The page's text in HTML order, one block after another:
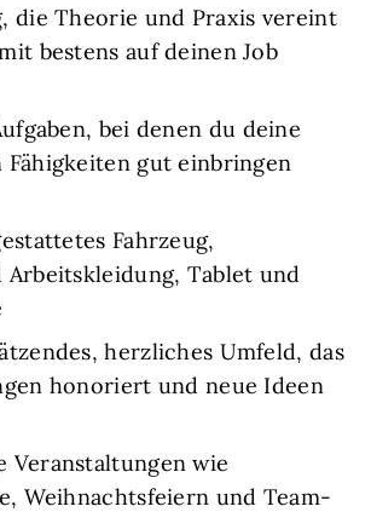
die Theorie und Praxis vereint
bestens auf deinen Job
bei denen du deine
Fähigkeiten gut einbringen
Fahrzeug,
Arbeitskleidung, Tablet und
herzliches Umfeld, das
honoriert und neue Ideen
Veranstaltungen wie
Weihnachtsfeiern und Team-